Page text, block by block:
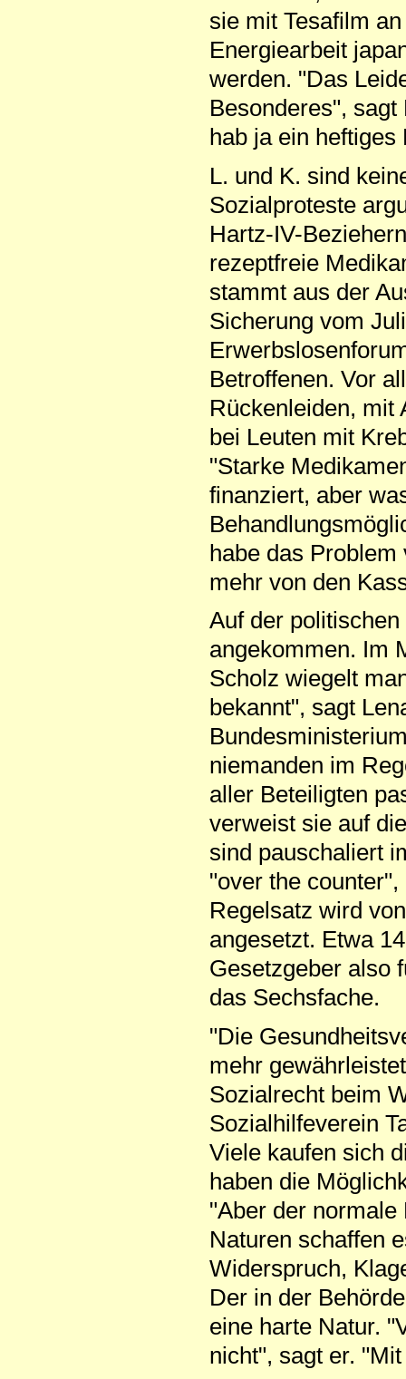
sie mit Tesafilm
Energiearbeit
werden. "Das
Besonderes",
hab ja ein heftiges
L. und K. sind
Sozialproteste
Hartz-IV-
rezeptfreie
stammt aus der
Sicherung vom
Betroffenen. Vor
Rückenleiden, mit
bei Leuten mit
"Starke
finanziert, aber
habe das
mehr von den
Auf der
angekommen. Im
Scholz wiegelt
bekannt", sagt
niemanden im
aller Beteiligten
verweist sie auf
sind pauschaliert
"over the
Regelsatz wird
angesetzt. Etwa
Gesetzgeber also
das Sechsfache.
"Die
mehr
Sozialrecht beim
Sozialhilfeverein
Viele kaufen sich
haben die
"Aber der normale
Naturen schaffen
Widerspruch,
Der in der
eine harte Natur.
nicht", sagt er.